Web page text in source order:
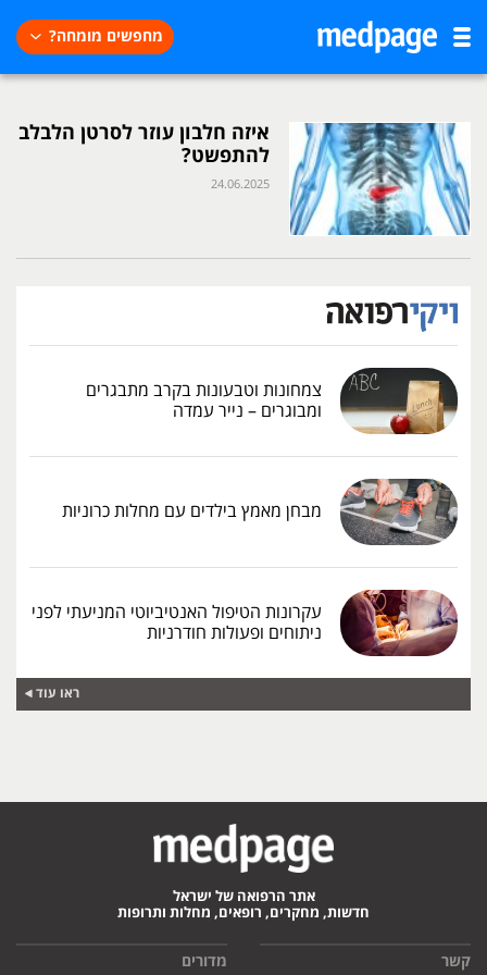
מחפשים מומחה?
איזה חלבון עוזר לסרטן הלבלב
להתפשט?
24.06.2025
צמחונות וטבעונות בקרב מתבגרים
ומבוגרים – נייר עמדה
מבחן מאמץ בילדים עם מחלות כרוניות
עקרונות הטיפול האנטיביוטי המניעתי לפני
ניתוחים ופעולות חודרניות
ראו עוד
אתר הרפואה של ישראל
חדשות, מחקרים, רופאים, מחלות ותרופות
קשר מדורים